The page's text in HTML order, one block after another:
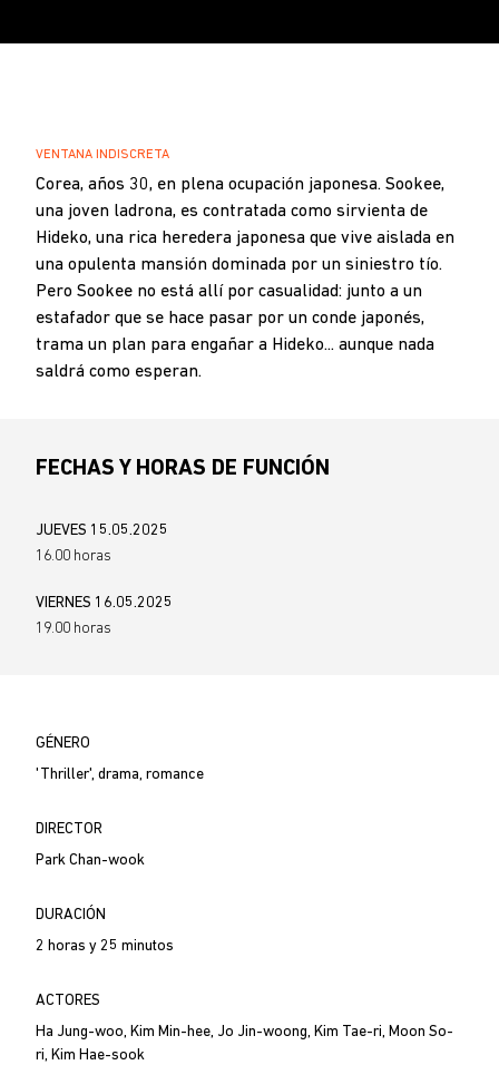
.SOBRESCRIBIR
ENLACES
DE
AYUDA
A
LA
NAVEGACIÓN
VENTANA INDISCRETA
Corea, años 30, en plena ocupación japonesa. Sookee,
una joven ladrona, es contratada como sirvienta de
Hideko, una rica heredera japonesa que vive aislada en
una opulenta mansión dominada por un siniestro tío.
Pero Sookee no está allí por casualidad: junto a un
estafador que se hace pasar por un conde japonés,
trama un plan para engañar a Hideko... aunque nada
saldrá como esperan.
FECHAS Y HORAS DE FUNCIÓN
JUEVES 15.05.2025
16.00 horas
VIERNES 16.05.2025
19.00 horas
GÉNERO
'Thriller', drama, romance
DIRECTOR
Park Chan-wook
DURACIÓN
2 horas y 25 minutos
ACTORES
Ha Jung-woo, Kim Min-hee, Jo Jin-woong, Kim Tae-ri, Moon So-
ri, Kim Hae-sook